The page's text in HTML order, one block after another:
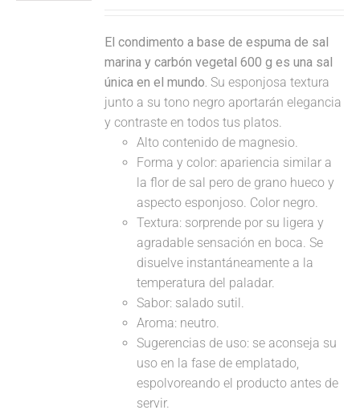
El condimento a base de espuma de sal
marina y carbón vegetal 600 g es una sal
única en el mundo. Su esponjosa textura
junto a su tono negro aportarán elegancia
y contraste en todos tus platos.
Alto contenido de magnesio.
Forma y color: apariencia similar a
la flor de sal pero de grano hueco y
aspecto esponjoso. Color negro.
Textura: sorprende por su ligera y
agradable sensación en boca. Se
disuelve instantáneamente a la
temperatura del paladar.
Sabor: salado sutil.
Aroma: neutro.
Sugerencias de uso: se aconseja su
uso en la fase de emplatado,
espolvoreando el producto antes de
servir.